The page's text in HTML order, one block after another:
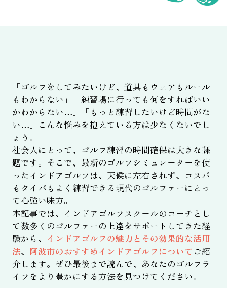
「ゴルフをしてみたいけど、道具もウェアもルール
もわからない」「練習場に行っても何をすればいい
かわからない…」「もっと練習したいけど時間がな
い…」こんな悩みを抱えている方は少なくないでし
ょう。
社会人にとって、ゴルフ練習の時間確保は大きな課
題です。そこで、最新のゴルフシミュレーターを使
ったインドアゴルフは、天候に左右されず、コスパ
もタイパもよく練習できる現代のゴルファーにとっ
て心強い味方。
本記事では、インドアゴルフスクールのコーチとし
て数多くのゴルファーの上達をサポートしてきた経
験から、 インドアゴルフの魅力とその効果的な活用
法、 阿波市のおすすめインドアゴルフについて ご紹
介します。ぜひ最後まで読んで、あなたのゴルフラ
イフをより豊かにする方法を見つけてください。